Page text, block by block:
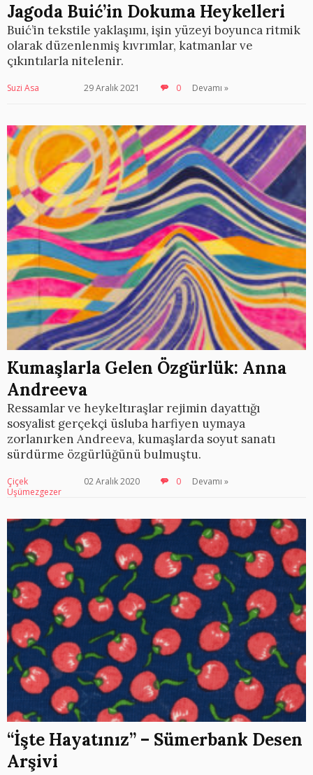
Jagoda Buić’in Dokuma Heykelleri
Buić’in tekstile yaklaşımı, işin yüzeyi boyunca ritmik
olarak düzenlenmiş kıvrımlar, katmanlar ve
çıkıntılarla nitelenir.
Suzi Asa 29 Aralık 2021 0 Devamı »
Kumaşlarla Gelen Özgürlük: Anna
Andreeva
Ressamlar ve heykeltıraşlar rejimin dayattığı
sosyalist gerçekçi üsluba harfiyen uymaya
zorlanırken Andreeva, kumaşlarda soyut sanatı
sürdürme özgürlüğünü bulmuştu.
Çiçek
Üşümezgezer
02 Aralık 2020 0 Devamı »
“İşte Hayatınız” – Sümerbank Desen
Arşivi